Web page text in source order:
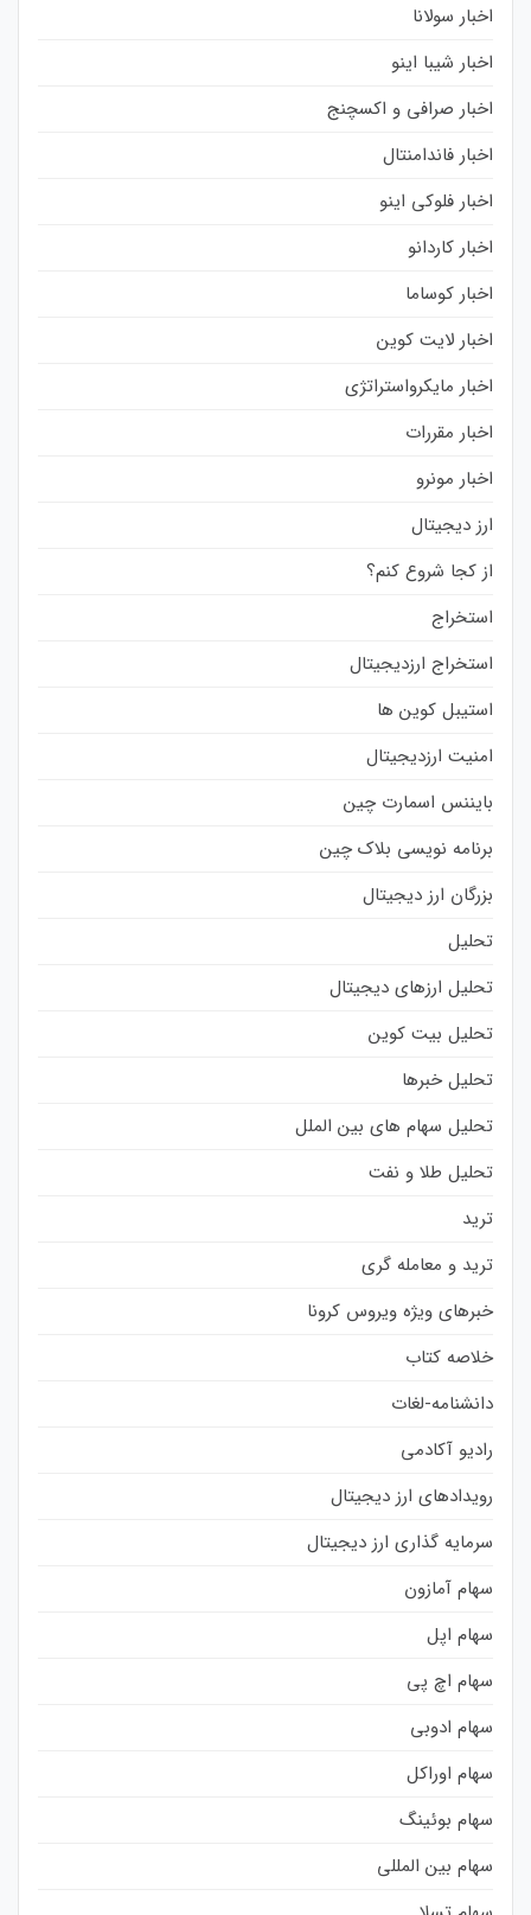
اخبار سولانا
اخبار شیبا اینو
اخبار صرافی و اکسچنج
اخبار فاندامنتال
اخبار فلوکی اینو
اخبار کاردانو
اخبار کوساما
اخبار لایت کوین
اخبار مایکرواستراتژی
اخبار مقررات
اخبار مونرو
ارز دیجیتال
از کجا شروع کنم؟
استخراج
استخراج ارزدیجیتال
استیبل کوین ها
امنیت ارزدیجیتال
بایننس اسمارت چین
برنامه نویسی بلاک چین
بزرگان ارز دیجیتال
تحلیل
تحلیل ارزهای دیجیتال
تحلیل بیت کوین
تحلیل خبرها
تحلیل سهام های بین الملل
تحلیل طلا و نفت
ترید
ترید و معامله گری
خبرهای ویژه ویروس کرونا
خلاصه کتاب
دانشنامه-لغات
رادیو آکادمی
رویدادهای ارز دیجیتال
سرمایه گذاری ارز دیجیتال
سهام آمازون
سهام اپل
سهام اچ پی
سهام ادوبی
سهام اوراکل
سهام بوئینگ
سهام بین المللی